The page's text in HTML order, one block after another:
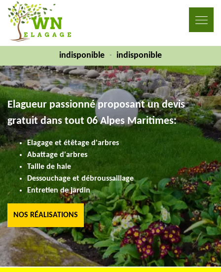
indisponible - indisponible
Elagueur passionné proposant un devis
gratuit dans tout 06 Alpes Maritimes:
Elagage et étêtage d'arbres
Abattage d'arbres
Taille de haie
Dessouchage et débroussaillage
Entretien de jardin
NOS RÉALISATIONS